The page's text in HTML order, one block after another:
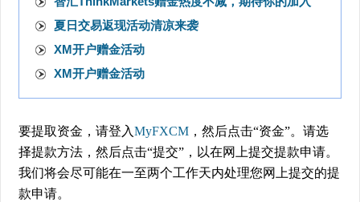
夏日交易返现活动清凉来袭
XM开户赠金活动
XM开户赠金活动
要提取资金，请登入MyFXCM ，然后点击“资金”。请选
择提款方法，然后点击“提交”，以在网上提交提款申请。
我们将会尽可能在一至两个工作天内处理您网上提交的提
款申请。